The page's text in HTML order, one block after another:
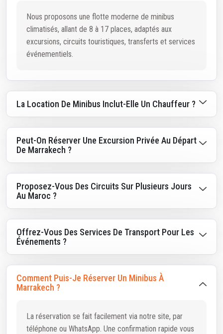
Nous proposons une flotte moderne de minibus
climatisés, allant de 8 à 17 places, adaptés aux
excursions, circuits touristiques, transferts et services
événementiels.
La Location De Minibus Inclut-Elle Un Chauffeur ?
Peut-On Réserver Une Excursion Privée Au Départ
De Marrakech ?
Proposez-Vous Des Circuits Sur Plusieurs Jours
Au Maroc ?
Offrez-Vous Des Services De Transport Pour Les
Événements ?
Comment Puis-Je Réserver Un Minibus À
Marrakech ?
La réservation se fait facilement via notre site, par
téléphone ou WhatsApp. Une confirmation rapide vous